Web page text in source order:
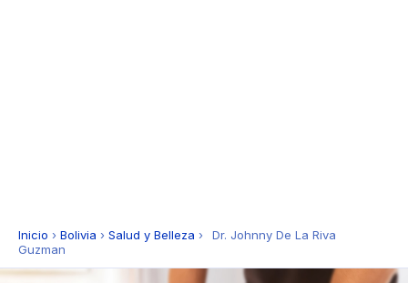
Inicio › Bolivia › Salud y Belleza ›
Dr. Johnny De La Riva
Guzman